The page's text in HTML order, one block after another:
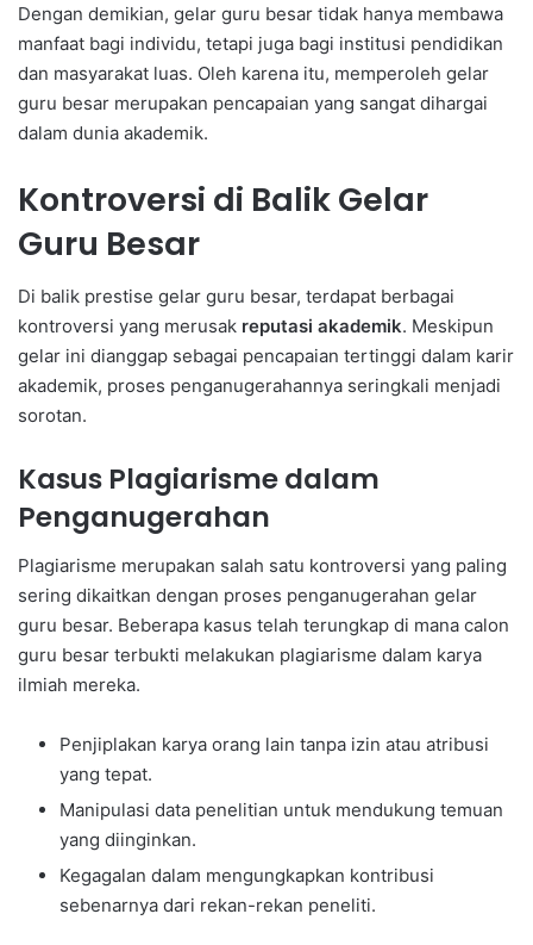
Dengan demikian, gelar guru besar tidak hanya membawa
manfaat bagi individu, tetapi juga bagi institusi pendidikan
dan masyarakat luas. Oleh karena itu, memperoleh gelar
guru besar merupakan pencapaian yang sangat dihargai
dalam dunia akademik.
Kontroversi di Balik Gelar
Guru Besar
Di balik prestise gelar guru besar, terdapat berbagai
kontroversi yang merusak reputasi akademik. Meskipun
gelar ini dianggap sebagai pencapaian tertinggi dalam karir
akademik, proses penganugerahannya seringkali menjadi
sorotan.
Kasus Plagiarisme dalam
Penganugerahan
Plagiarisme merupakan salah satu kontroversi yang paling
sering dikaitkan dengan proses penganugerahan gelar
guru besar. Beberapa kasus telah terungkap di mana calon
guru besar terbukti melakukan plagiarisme dalam karya
ilmiah mereka.
Penjiplakan karya orang lain tanpa izin atau atribusi
yang tepat.
Manipulasi data penelitian untuk mendukung temuan
yang diinginkan.
Kegagalan dalam mengungkapkan kontribusi
sebenarnya dari rekan-rekan peneliti.